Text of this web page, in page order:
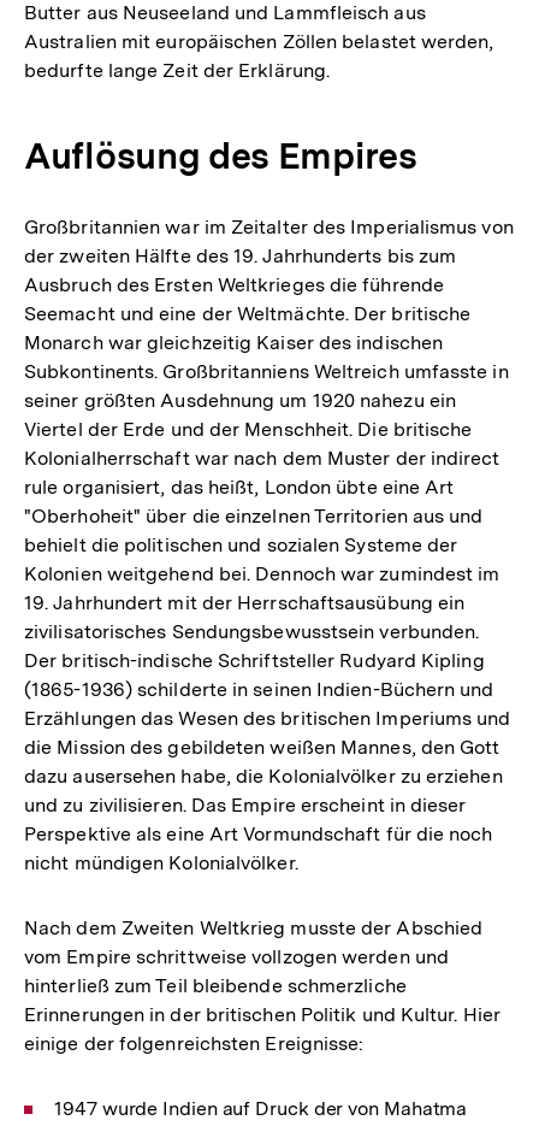
Butter aus Neuseeland und Lammfleisch aus
Australien mit europäischen Zöllen belastet werden,
bedurfte lange Zeit der Erklärung.
Auflösung des Empires
Großbritannien war im Zeitalter des Imperialismus von
der zweiten Hälfte des 19. Jahrhunderts bis zum
Ausbruch des Ersten Weltkrieges die führende
Seemacht und eine der Weltmächte. Der britische
Monarch war gleichzeitig Kaiser des indischen
Subkontinents. Großbritanniens Weltreich umfasste in
seiner größten Ausdehnung um 1920 nahezu ein
Viertel der Erde und der Menschheit. Die britische
Kolonialherrschaft war nach dem Muster der indirect
rule organisiert, das heißt, London übte eine Art
"Oberhoheit" über die einzelnen Territorien aus und
behielt die politischen und sozialen Systeme der
Kolonien weitgehend bei. Dennoch war zumindest im
19. Jahrhundert mit der Herrschaftsausübung ein
zivilisatorisches Sendungsbewusstsein verbunden.
Der britisch-indische Schriftsteller Rudyard Kipling
(1865-1936) schilderte in seinen Indien-Büchern und
Erzählungen das Wesen des britischen Imperiums und
die Mission des gebildeten weißen Mannes, den Gott
dazu ausersehen habe, die Kolonialvölker zu erziehen
und zu zivilisieren. Das Empire erscheint in dieser
Perspektive als eine Art Vormundschaft für die noch
nicht mündigen Kolonialvölker.
Nach dem Zweiten Weltkrieg musste der Abschied
vom Empire schrittweise vollzogen werden und
hinterließ zum Teil bleibende schmerzliche
Erinnerungen in der britischen Politik und Kultur. Hier
einige der folgenreichsten Ereignisse:
1947 wurde Indien auf Druck der von Mahatma